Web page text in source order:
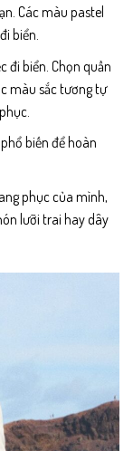
Các màu pastel
biển.
đi biển. Chọn quần
màu sắc tương tự
biến để hoàn
phục của mình,
lưỡi trai hay dây